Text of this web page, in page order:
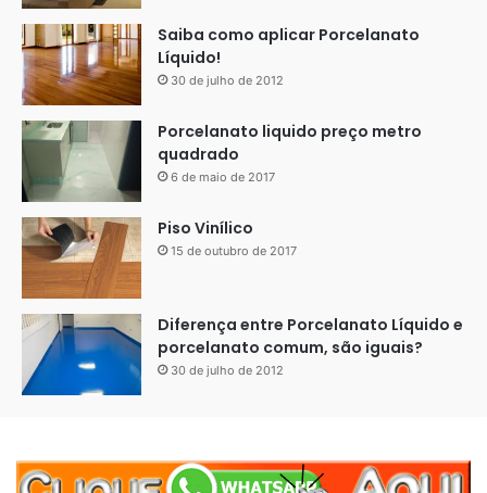
Saiba como aplicar Porcelanato
Líquido!
30 de julho de 2012
Porcelanato liquido preço metro
quadrado
6 de maio de 2017
Piso Vinílico
15 de outubro de 2017
Diferença entre Porcelanato Líquido e
porcelanato comum, são iguais?
30 de julho de 2012